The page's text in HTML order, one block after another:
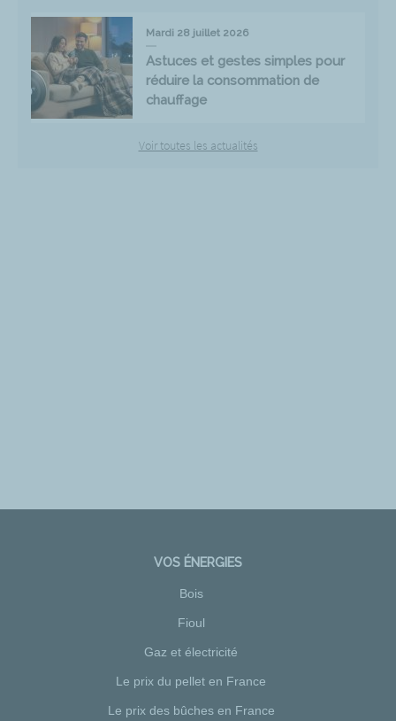
Mardi 28 juillet 2026
Astuces et gestes simples pour
réduire la consommation de
chauffage
Voir toutes les actualités
VOS ÉNERGIES
Bois
Fioul
Gaz et électricité
Le prix du pellet en France
Le prix des bûches en France